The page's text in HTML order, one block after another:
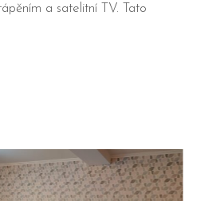
a satelitní TV. Tato